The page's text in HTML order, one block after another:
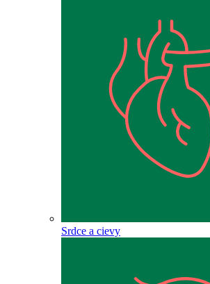
Srdce a cievy